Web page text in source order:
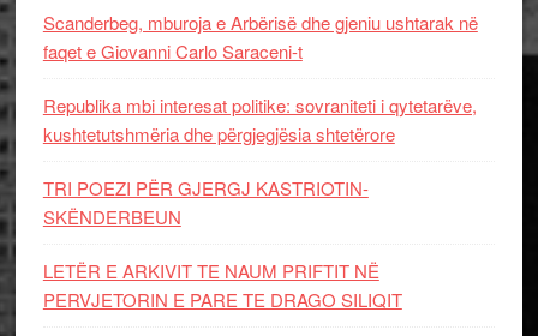
Scanderbeg, mburoja e Arbërisë dhe gjeniu ushtarak në
faqet e Giovanni Carlo Saraceni-t
Republika mbi interesat politike: sovraniteti i qytetarëve,
kushtetutshmëria dhe përgjegjësia shtetërore
TRI POEZI PËR GJERGJ KASTRIOTIN-
SKËNDERBEUN
LETËR E ARKIVIT TE NAUM PRIFTIT NË
PERVJETORIN E PARE TE DRAGO SILIQIT